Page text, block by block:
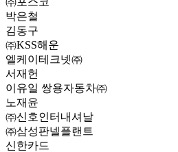
박은철
김동구
㈜KSS해운
엘케이테크넷㈜
서재헌
이유일 쌍용자동차㈜
노재윤
㈜신호인터내셔날
㈜삼성판넬플랜트
신한카드